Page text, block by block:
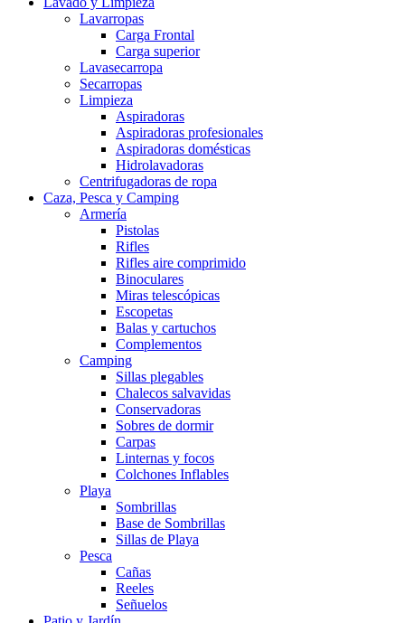
Lavarropas
Carga Frontal
Carga superior
Lavasecarropa
Secarropas
Limpieza
Aspiradoras
Aspiradoras profesionales
Aspiradoras domésticas
Hidrolavadoras
Centrifugadoras de ropa
Caza, Pesca y Camping
Armería
Pistolas
Rifles
Rifles aire comprimido
Binoculares
Miras telescópicas
Escopetas
Balas y cartuchos
Complementos
Camping
Sillas plegables
Chalecos salvavidas
Conservadoras
Sobres de dormir
Carpas
Linternas y focos
Colchones Inflables
Playa
Sombrillas
Base de Sombrillas
Sillas de Playa
Pesca
Cañas
Reeles
Señuelos